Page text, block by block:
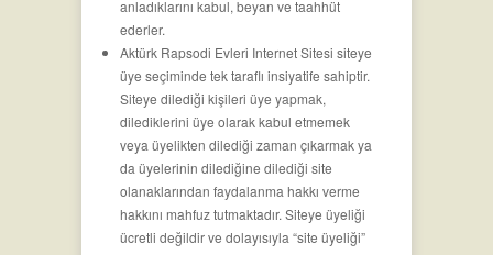
anladıklarını kabul, beyan ve taahhüt
ederler.
Aktürk Rapsodi Evleri Internet Sitesi siteye
üye seçiminde tek taraflı insiyatife sahiptir.
Siteye dilediği kişileri üye yapmak,
dilediklerini üye olarak kabul etmemek
veya üyelikten dilediği zaman çıkarmak ya
da üyelerinin dilediğine dilediği site
olanaklarından faydalanma hakkı verme
hakkını mahfuz tutmaktadır. Siteye üyeliği
ücretli değildir ve dolayısıyla “site üyeliği”